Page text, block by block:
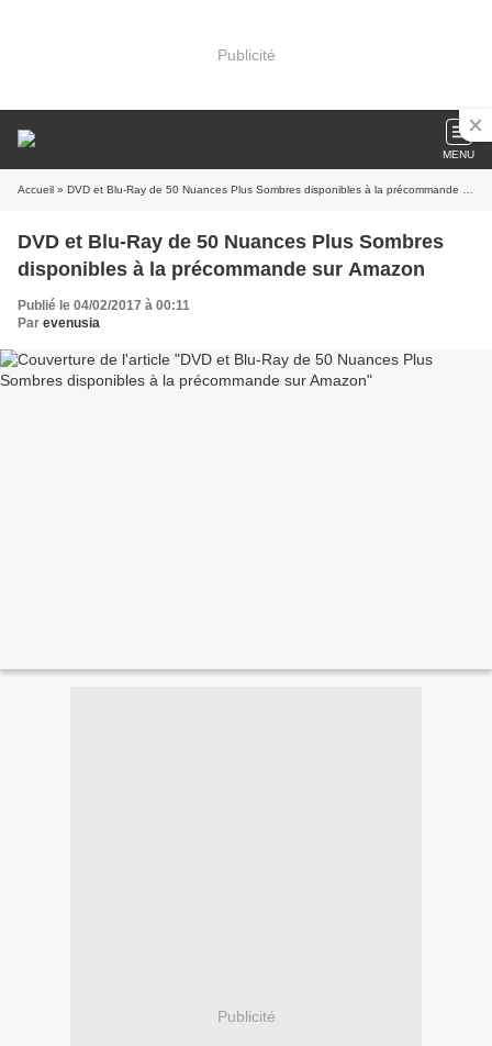
Publicité
MENU
Accueil » DVD et Blu-Ray de 50 Nuances Plus Sombres disponibles à la précommande sur Amazon
DVD et Blu-Ray de 50 Nuances Plus Sombres
disponibles à la précommande sur Amazon
Publié le 04/02/2017 à 00:11
Par evenusia
Publicité